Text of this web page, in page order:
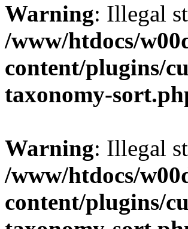
Warning: Illegal
/www/htdocs/
content/plugins/
taxonomy-
Warning: Illegal
/www/htdocs/
content/plugins/